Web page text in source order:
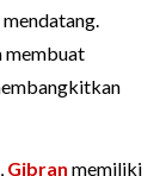
membuat
Gibran memiliki